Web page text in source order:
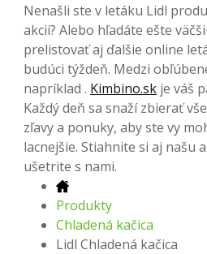
Nenašli ste v letáku Lidl
akcii? Alebo hľadáte ešte
prelistovať aj ďalšie online
budúci týždeň. Medzi
napríklad . Kimbino.sk je váš
Každý deň sa snaží zbierať
zľavy a ponuky, aby ste vy
lacnejšie. Stiahnite si aj našu
ušetrite s nami.
Produkty
Chladená kačica
Lidl Chladená kačica